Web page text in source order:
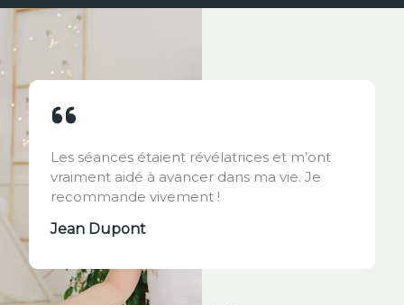
Les séances étaient révélatrices et m’ont
vraiment aidé à avancer dans ma vie. Je
recommande vivement !
Jean Dupont